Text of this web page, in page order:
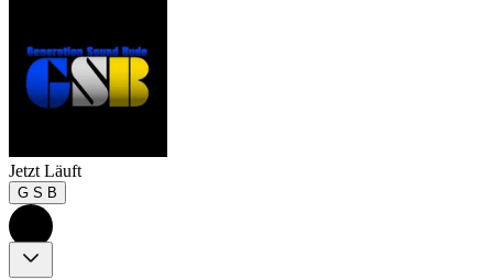
Jetzt Läuft
G S B